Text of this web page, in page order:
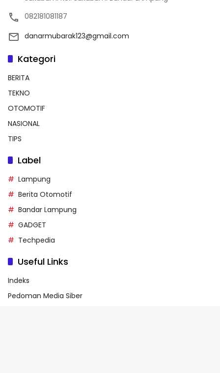
082181081187
danarmubarak123@gmail.com
Kategori
BERITA
TEKNO
OTOMOTIF
NASIONAL
TIPS
Label
Lampung
Berita Otomotif
Bandar Lampung
GADGET
Techpedia
Useful Links
Indeks
Pedoman Media Siber